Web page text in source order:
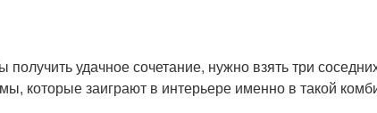
удачное сочетание, нужно взять три
которые заиграют в интерьере именно в такой